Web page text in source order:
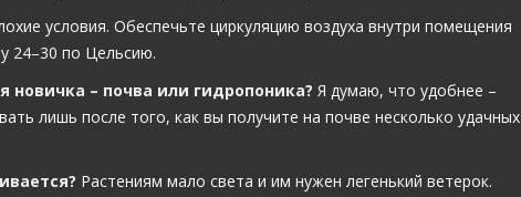
условия. Обеспечьте циркуляцию воздуха внутри помещения
24–30 по Цельсию.
новичка – почва или гидропоника? Я думаю, что удобнее –
лишь после того, как вы получите на почве несколько удачных
Растениям мало света и им нужен легенький ветерок.